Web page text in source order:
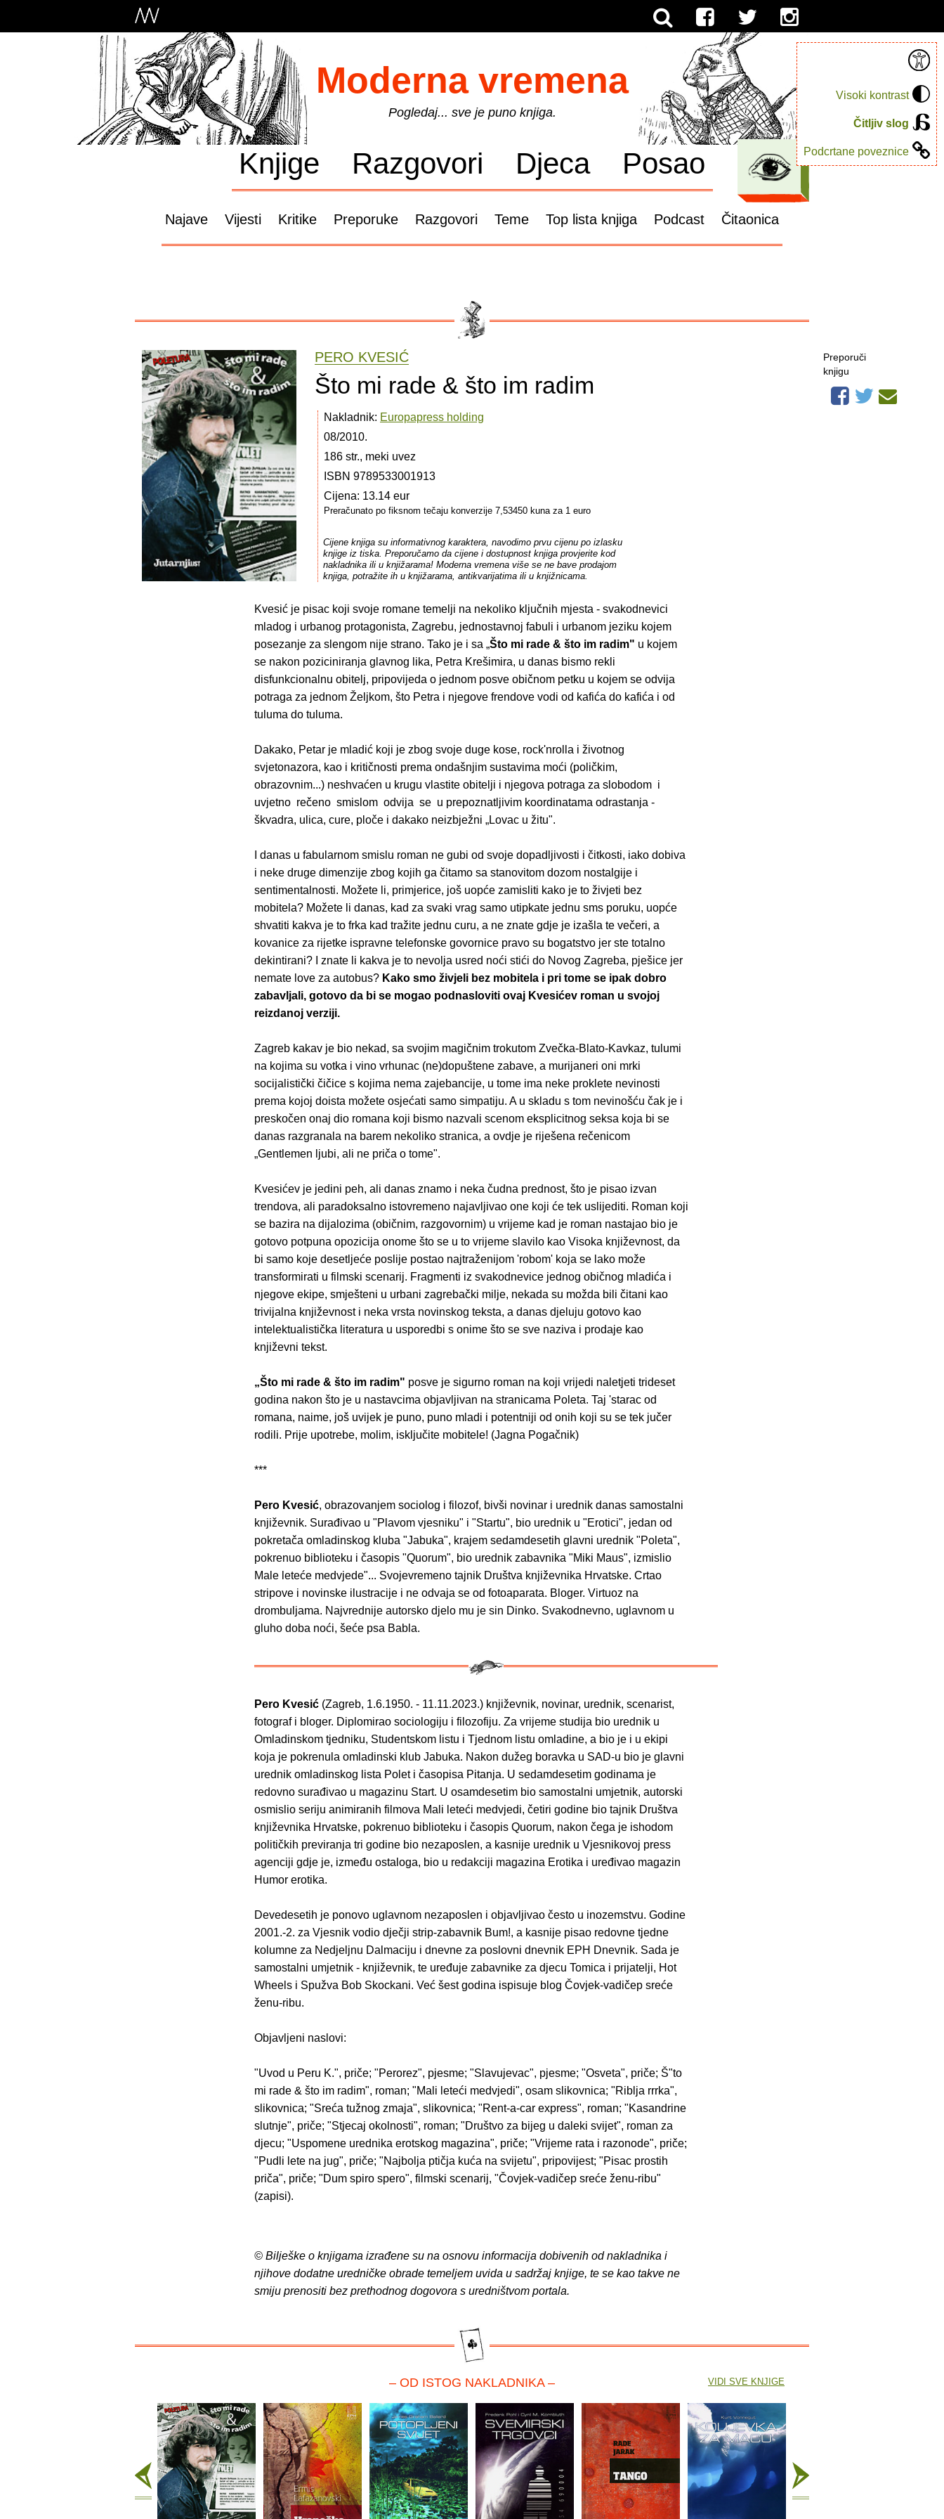
Visoki kontrast
Čitljiv slog
Podcrtane poveznice
Moderna vremena
Pogledaj... sve je puno knjiga.
Knjige Razgovori Djeca Posao
Najave Vijesti Kritike Preporuke Razgovori Teme Top lista knjiga Podcast Čitaonica
PERO KVESIĆ
Što mi rade & što im radim
Nakladnik: Europapress holding
08/2010.
186 str., meki uvez
ISBN 9789533001913
Cijena: 13.14 eur
Preračunato po fiksnom tečaju konverzije 7,53450 kuna za 1 euro
Cijene knjiga su informativnog karaktera, navodimo prvu cijenu po izlasku
knjige iz tiska. Preporučamo da cijene i dostupnost knjiga provjerite kod
nakladnika ili u knjižarama! Moderna vremena više se ne bave prodajom
knjiga, potražite ih u knjižarama, antikvarijatima ili u knjižnicama.
Kvesić je pisac koji svoje romane temelji na nekoliko ključnih mjesta - svakodnevici
mladog i urbanog protagonista, Zagrebu, jednostavnoj fabuli i urbanom jeziku kojem
posezanje za slengom nije strano. Tako je i sa „Što mi rade & što im radim" u kojem
se nakon poziciniranja glavnog lika, Petra Krešimira, u danas bismo rekli
disfunkcionalnu obitelj, pripovijeda o jednom posve običnom petku u kojem se odvija
potraga za jednom Željkom, što Petra i njegove frendove vodi od kafića do kafića i od
tuluma do tuluma.
Dakako, Petar je mladić koji je zbog svoje duge kose, rock'nrolla i životnog
svjetonazora, kao i kritičnosti prema ondašnjim sustavima moći (poličkim,
obrazovnim...) neshvaćen u krugu vlastite obitelji i njegova potraga za slobodom i
uvjetno rečeno smislom odvija se u prepoznatljivim koordinatama odrastanja -
škvadra, ulica, cure, ploče i dakako neizbježni „Lovac u žitu".
I danas u fabularnom smislu roman ne gubi od svoje dopadljivosti i čitkosti, iako dobiva
i neke druge dimenzije zbog kojih ga čitamo sa stanovitom dozom nostalgije i
sentimentalnosti. Možete li, primjerice, još uopće zamisliti kako je to živjeti bez
mobitela? Možete li danas, kad za svaki vrag samo utipkate jednu sms poruku, uopće
shvatiti kakva je to frka kad tražite jednu curu, a ne znate gdje je izašla te večeri, a
kovanice za rijetke ispravne telefonske govornice pravo su bogatstvo jer ste totalno
dekintirani? I znate li kakva je to nevolja usred noći stići do Novog Zagreba, pješice jer
nemate love za autobus? Kako smo živjeli bez mobitela i pri tome se ipak dobro
zabavljali, gotovo da bi se mogao podnasloviti ovaj Kvesićev roman u svojoj
reizdanoj verziji.
Zagreb kakav je bio nekad, sa svojim magičnim trokutom Zvečka-Blato-Kavkaz, tulumi
na kojima su votka i vino vrhunac (ne)dopuštene zabave, a murijaneri oni mrki
socijalistički čičice s kojima nema zajebancije, u tome ima neke proklete nevinosti
prema kojoj doista možete osjećati samo simpatiju. A u skladu s tom nevinošću čak je i
preskočen onaj dio romana koji bismo nazvali scenom eksplicitnog seksa koja bi se
danas razgranala na barem nekoliko stranica, a ovdje je riješena rečenicom
„Gentlemen ljubi, ali ne priča o tome".
Kvesićev je jedini peh, ali danas znamo i neka čudna prednost, što je pisao izvan
trendova, ali paradoksalno istovremeno najavljivao one koji će tek uslijediti. Roman koji
se bazira na dijalozima (običnim, razgovornim) u vrijeme kad je roman nastajao bio je
gotovo potpuna opozicija onome što se u to vrijeme slavilo kao Visoka književnost, da
bi samo koje desetljeće poslije postao najtraženijom 'robom' koja se lako može
transformirati u filmski scenarij. Fragmenti iz svakodnevice jednog običnog mladića i
njegove ekipe, smješteni u urbani zagrebački milje, nekada su možda bili čitani kao
trivijalna književnost i neka vrsta novinskog teksta, a danas djeluju gotovo kao
intelektualistička literatura u usporedbi s onime što se sve naziva i prodaje kao
književni tekst.
„Što mi rade & što im radim" posve je sigurno roman na koji vrijedi naletjeti trideset
godina nakon što je u nastavcima objavljivan na stranicama Poleta. Taj 'starac od
romana, naime, još uvijek je puno, puno mladi i potentniji od onih koji su se tek jučer
rodili. Prije upotrebe, molim, isključite mobitele! (Jagna Pogačnik)
***
Pero Kvesić, obrazovanjem sociolog i filozof, bivši novinar i urednik danas samostalni
književnik. Surađivao u "Plavom vjesniku" i "Startu", bio urednik u "Erotici", jedan od
pokretača omladinskog kluba "Jabuka", krajem sedamdesetih glavni urednik "Poleta",
pokrenuo biblioteku i časopis "Quorum", bio urednik zabavnika "Miki Maus", izmislio
Male leteće medvjede"... Svojevremeno tajnik Društva književnika Hrvatske. Crtao
stripove i novinske ilustracije i ne odvaja se od fotoaparata. Bloger. Virtuoz na
drombuljama. Najvrednije autorsko djelo mu je sin Dinko. Svakodnevno, uglavnom u
gluho doba noći, šeće psa Babla.
Pero Kvesić (Zagreb, 1.6.1950. - 11.11.2023.) književnik, novinar, urednik, scenarist,
fotograf i bloger. Diplomirao sociologiju i filozofiju. Za vrijeme studija bio urednik u
Omladinskom tjedniku, Studentskom listu i Tjednom listu omladine, a bio je i u ekipi
koja je pokrenula omladinski klub Jabuka. Nakon dužeg boravka u SAD-u bio je glavni
urednik omladinskog lista Polet i časopisa Pitanja. U sedamdesetim godinama je
redovno surađivao u magazinu Start. U osamdesetim bio samostalni umjetnik, autorski
osmislio seriju animiranih filmova Mali leteći medvjedi, četiri godine bio tajnik Društva
književnika Hrvatske, pokrenuo biblioteku i časopis Quorum, nakon čega je ishodom
političkih previranja tri godine bio nezaposlen, a kasnije urednik u Vjesnikovoj press
agenciji gdje je, između ostaloga, bio u redakciji magazina Erotika i uređivao magazin
Humor erotika.
Devedesetih je ponovo uglavnom nezaposlen i objavljivao često u inozemstvu. Godine
2001.-2. za Vjesnik vodio dječji strip-zabavnik Bum!, a kasnije pisao redovne tjedne
kolumne za Nedjeljnu Dalmaciju i dnevne za poslovni dnevnik EPH Dnevnik. Sada je
samostalni umjetnik - književnik, te uređuje zabavnike za djecu Tomica i prijatelji, Hot
Wheels i Spužva Bob Skockani. Već šest godina ispisuje blog Čovjek-vadičep sreće
ženu-ribu.
Objavljeni naslovi:
"Uvod u Peru K.", priče; "Perorez", pjesme; "Slavujevac", pjesme; "Osveta", priče; Š"to
mi rade & što im radim", roman; "Mali leteći medvjedi", osam slikovnica; "Riblja rrrka",
slikovnica; "Sreća tužnog zmaja", slikovnica; "Rent-a-car express", roman; "Kasandrine
slutnje", priče; "Stjecaj okolnosti", roman; "Društvo za bijeg u daleki svijet", roman za
djecu; "Uspomene urednika erotskog magazina", priče; "Vrijeme rata i razonode", priče;
"Pudli lete na jug", priče; "Najbolja ptičja kuća na svijetu", pripovijest; "Pisac prostih
priča", priče; "Dum spiro spero", filmski scenarij, "Čovjek-vadičep sreće ženu-ribu"
(zapisi).
© Bilješke o knjigama izrađene su na osnovu informacija dobivenih od nakladnika i
njihove dodatne uredničke obrade temeljem uvida u sadržaj knjige, te se kao takve ne
smiju prenositi bez prethodnog dogovora s uredništvom portala.
Preporuči
knjigu
– OD ISTOG NAKLADNIKA – VIDI SVE KNJIGE